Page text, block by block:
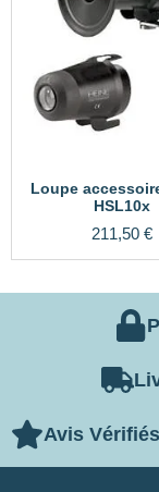
Loupe
HSL10x
211,50 €
Avis Vérifiés